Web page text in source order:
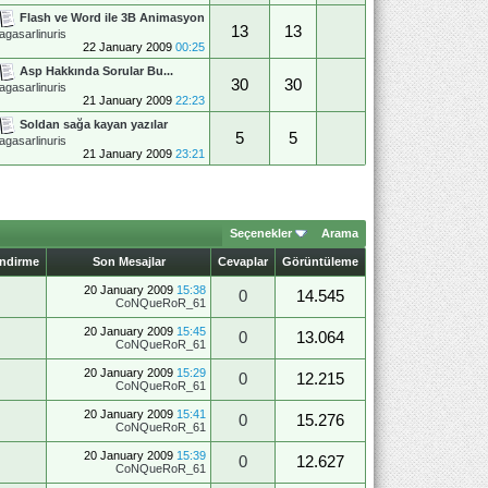
Flash ve Word ile 3B Animasyon
agasarlinuris
22 January 2009 00:25
13 13
Asp Hakkında Sorular Bu...
agasarlinuris
21 January 2009 22:23
30 30
Soldan sağa kayan yazılar
agasarlinuris
21 January 2009 23:21
5 5
Seçenekler Arama
Son Mesajlar Cevaplar Görüntüleme
20 January 2009 15:38
CoNQueRoR_61
0
14.545
20 January 2009 15:45
CoNQueRoR_61
0
13.064
20 January 2009 15:29
CoNQueRoR_61
0
12.215
20 January 2009 15:41
CoNQueRoR_61
0
15.276
20 January 2009 15:39
CoNQueRoR_61
0
12.627